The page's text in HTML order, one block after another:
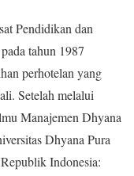
Pendidikan dan
tahun 1987
perhotelan yang
Setelah melalui
Manajemen Dhyana
Dhyana Pura
Indonesia: